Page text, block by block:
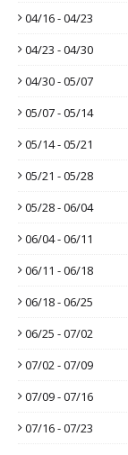
04/16 - 04/23
04/23 - 04/30
04/30 - 05/07
05/07 - 05/14
05/14 - 05/21
05/21 - 05/28
05/28 - 06/04
06/04 - 06/11
06/11 - 06/18
06/18 - 06/25
06/25 - 07/02
07/02 - 07/09
07/09 - 07/16
07/16 - 07/23